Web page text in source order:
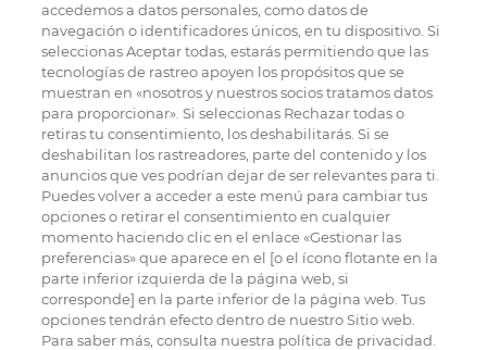
accedemos a datos personales, como datos de
navegación o identificadores únicos, en tu dispositivo. Si
seleccionas Aceptar todas, estarás permitiendo que las
tecnologías de rastreo apoyen los propósitos que se
muestran en «nosotros y nuestros socios tratamos datos
para proporcionar». Si seleccionas Rechazar todas o
retiras tu consentimiento, los deshabilitarás. Si se
deshabilitan los rastreadores, parte del contenido y los
anuncios que ves podrían dejar de ser relevantes para ti.
Puedes volver a acceder a este menú para cambiar tus
opciones o retirar el consentimiento en cualquier
momento haciendo clic en el enlace «Gestionar las
preferencias» que aparece en el [o el ícono flotante en la
parte inferior izquierda de la página web, si
corresponde] en la parte inferior de la página web. Tus
opciones tendrán efecto dentro de nuestro Sitio web.
Para saber más, consulta nuestra política de privacidad.